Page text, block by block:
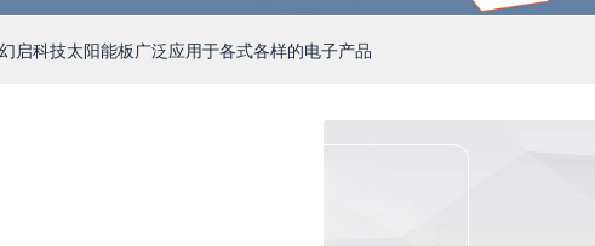
启科技太阳能板广泛应用于各式各样的电子产品